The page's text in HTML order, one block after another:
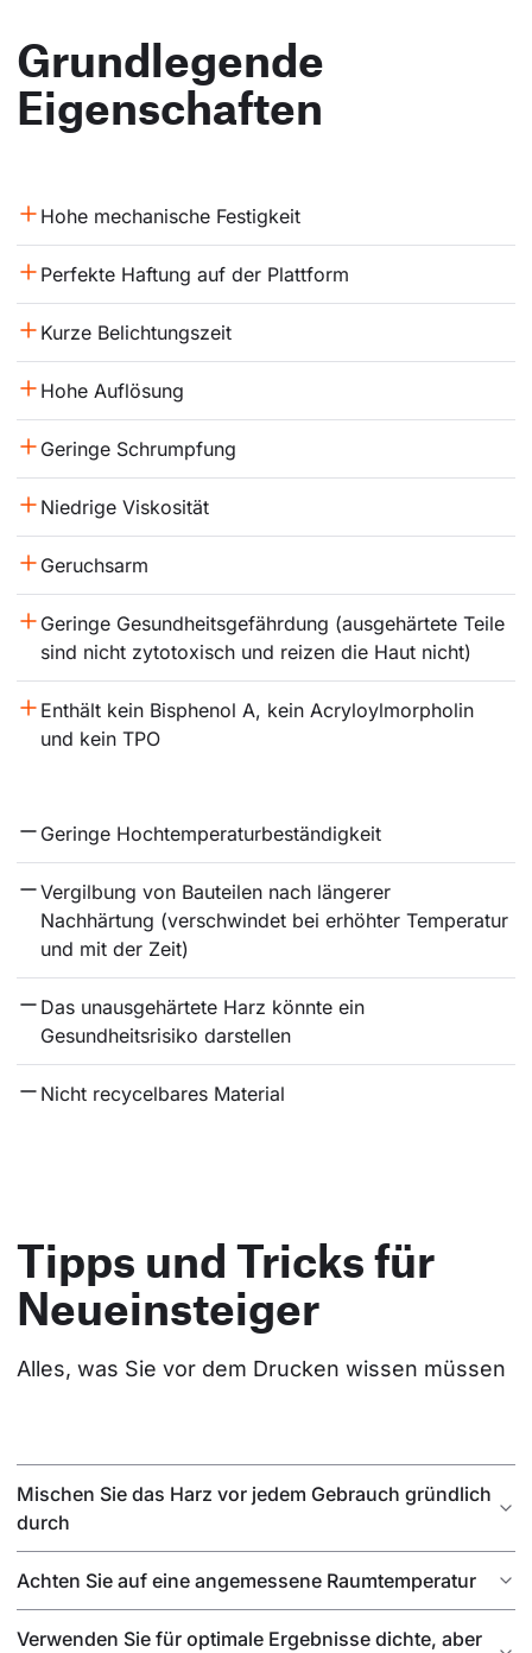
Grundlegende
Eigenschaften
Hohe mechanische Festigkeit
Perfekte Haftung auf der Plattform
Kurze Belichtungszeit
Hohe Auflösung
Geringe Schrumpfung
Niedrige Viskosität
Geruchsarm
Geringe Gesundheitsgefährdung (ausgehärtete Teile
sind nicht zytotoxisch und reizen die Haut nicht)
Enthält kein Bisphenol A, kein Acryloylmorpholin
und kein TPO
Geringe Hochtemperaturbeständigkeit
Vergilbung von Bauteilen nach längerer
Nachhärtung (verschwindet bei erhöhter Temperatur
und mit der Zeit)
Das unausgehärtete Harz könnte ein
Gesundheitsrisiko darstellen
Nicht recycelbares Material
Tipps und Tricks für
Neueinsteiger
Alles, was Sie vor dem Drucken wissen müssen
Mischen Sie das Harz vor jedem Gebrauch gründlich
durch
Achten Sie auf eine angemessene Raumtemperatur
Verwenden Sie für optimale Ergebnisse dichte, aber